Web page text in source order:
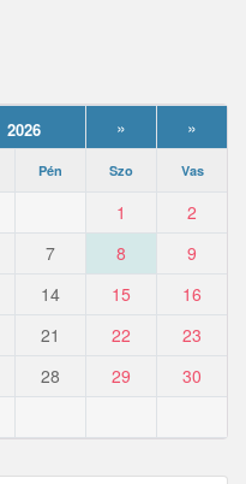
» »
Pén Szo Vas
1
2
7 8
9
14 15
16
21 22
23
28 29
30